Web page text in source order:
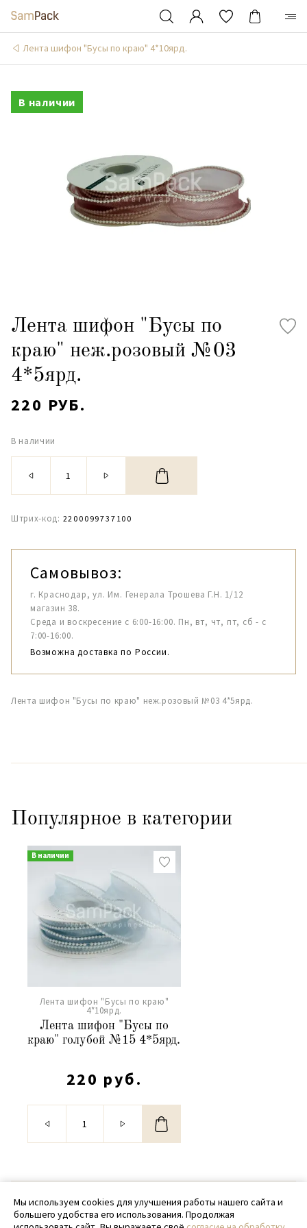
Лента шифон "Бусы по краю" 4*10ярд.
В наличии
Лента шифон "Бусы по
краю" неж.розовый №03
4*5ярд.
220 РУБ.
В наличии
Штрих-код: 2200099737100
Самовывоз:
г. Краснодар, ул. Им. Генерала Трошева Г.Н. 1/12
магазин 38.
Среда и воскресение с 6:00-16:00. Пн, вт, чт, пт, сб - с
7:00-16:00.
Возможна доставка по России.
Лента шифон "Бусы по краю" неж.розовый №03 4*5ярд.
Популярное в категории
В наличии
Лента шифон "Бусы по краю"
4*10ярд.
Лента шифон "Бусы по
краю" голубой №15 4*5ярд.
220 руб.
© 2020 - 2026 SamPack
+ 7 (918) 699-97-87
Мы используем cookies для улучшения работы нашего сайта и
большего удобства его использования. Продолжая